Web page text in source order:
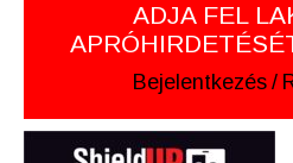
ADJA FEL
Bejelentkezés /